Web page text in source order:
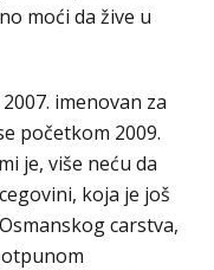
moći da žive u
imenovan za
početkom 2009.
je, više neću da
koja je još
carstva,